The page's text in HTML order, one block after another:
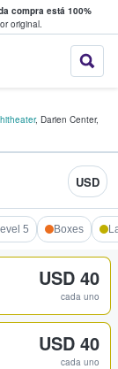
compra está 100%
original.
donde
, Darien Center,
USD
5 Boxes
USD 40
cada uno
USD 40
cada uno